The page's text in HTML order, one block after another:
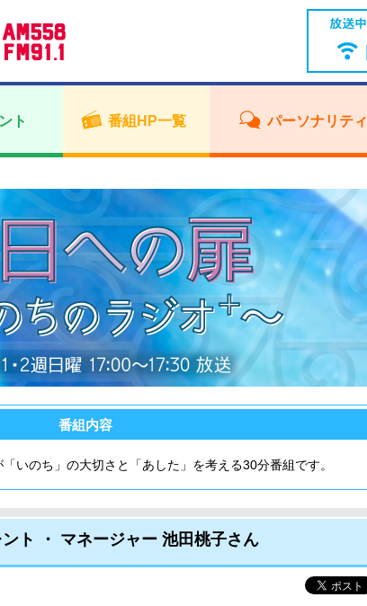
ト 番組HP一覧 パーソナリティ
番組内容
いのち」の大切さと「あした」を考える30分番組です。
ト ・ マネージャー 池田桃子さん